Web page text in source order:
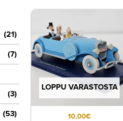
(21)
(7)
(3)
(53)
LOPPU VARASTOSTA
10,00€